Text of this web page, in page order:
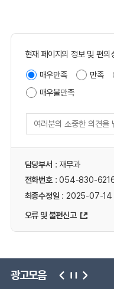
현재 페이지의 정보 및 편의
매우만족 만족
매우불만족
담당부서 : 재무과
전화번호: 054-830-
최종수정일 : 2025-07-14
오류 및 불편신고
광고모음